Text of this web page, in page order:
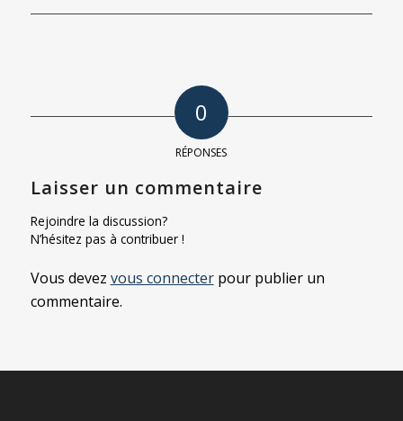
0
RÉPONSES
Laisser un commentaire
Rejoindre la discussion?
N’hésitez pas à contribuer !
Vous devez vous connecterpour publier un
commentaire.